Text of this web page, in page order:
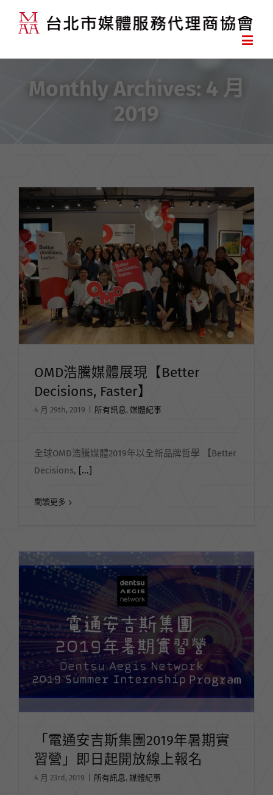
Monthly Archives: 4 月
2019
OMD浩騰媒體展現【Better
Decisions, Faster】
4 月 29th, 2019 所有訊息, 媒體紀事
全球OMD浩騰媒體2019年以全新品牌哲學 【Better
Decisions, [...]
閱讀更多
「電通安吉斯集團2019年暑期實
習營」即日起開放線上報名
4 月 23rd, 2019 所有訊息, 媒體紀事